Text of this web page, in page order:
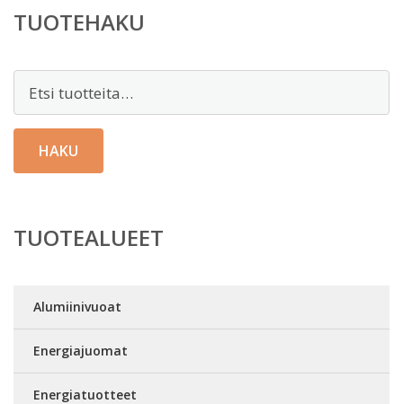
TUOTEHAKU
HAKU
TUOTEALUEET
Alumiinivuoat
Energiajuomat
Energiatuotteet